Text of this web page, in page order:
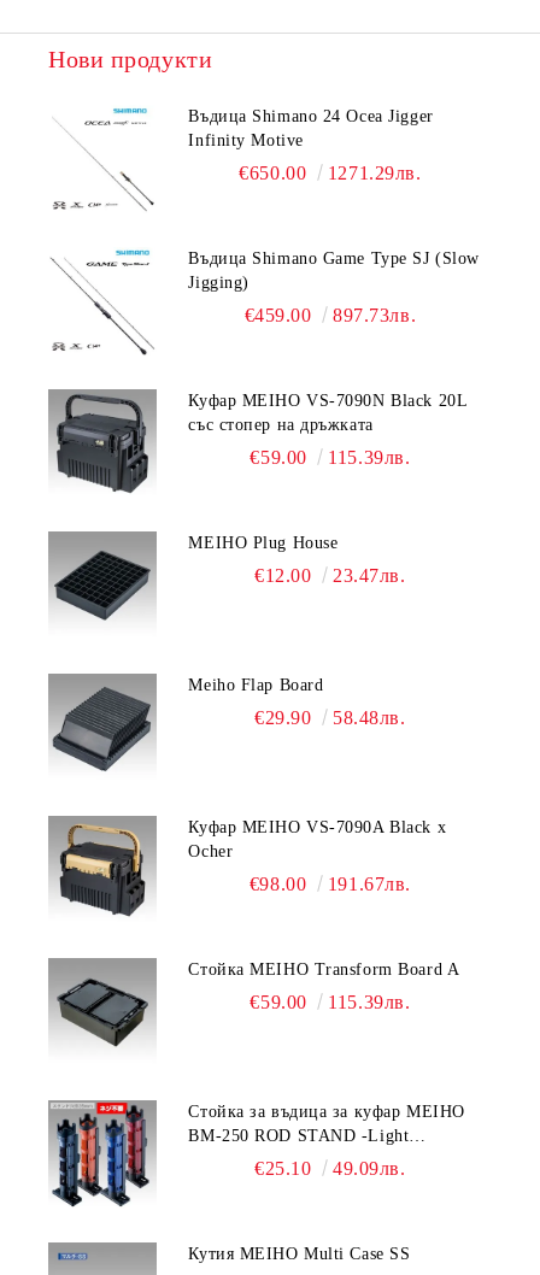
Нови продукти
Въдица Shimano 24 Ocea Jigger
Infinity Motive
€650.00 1271.29лв.
Въдица Shimano Game Type SJ (Slow
Jigging)
€459.00 897.73лв.
Куфар MEIHO VS-7090N Black 20L
със стопер на дръжката
€59.00 115.39лв.
MEIHO Plug House
€12.00 23.47лв.
Meiho Flap Board
€29.90 58.48лв.
Куфар MEIHO VS-7090A Black x
Ocher
€98.00 191.67лв.
Стойка MEIHO Transform Board A
€59.00 115.39лв.
Стойка за въдица за куфар MEIHO
BM-250 ROD STAND -Light
Blue/Black color
€25.10 49.09лв.
Кутия MEIHO Multi Case SS